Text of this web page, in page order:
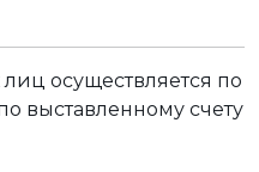
осуществляется по
выставленному счету